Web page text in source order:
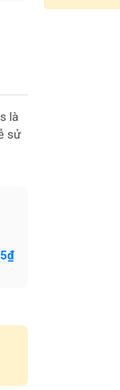
là
sử